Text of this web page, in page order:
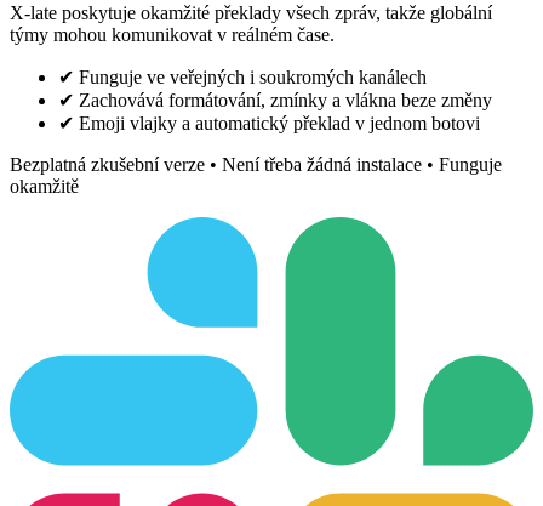
X-late poskytuje okamžité překlady všech zpráv, takže globální
týmy mohou komunikovat v reálném čase.
✔ Funguje ve veřejných i soukromých kanálech
✔ Zachovává formátování, zmínky a vlákna beze změny
✔ Emoji vlajky a automatický překlad v jednom botovi
Bezplatná zkušební verze • Není třeba žádná instalace • Funguje
okamžitě